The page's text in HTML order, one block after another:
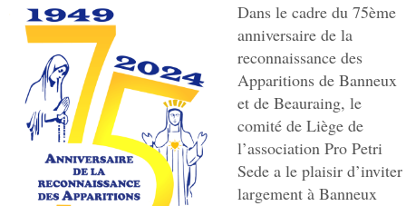
Dans le cadre du 75ème
anniversaire de la
reconnaissance des
Apparitions de Banneux
et de Beauraing, le
comité de Liège de
l’association Pro Petri
Sede a le plaisir d’inviter
largement à Banneux